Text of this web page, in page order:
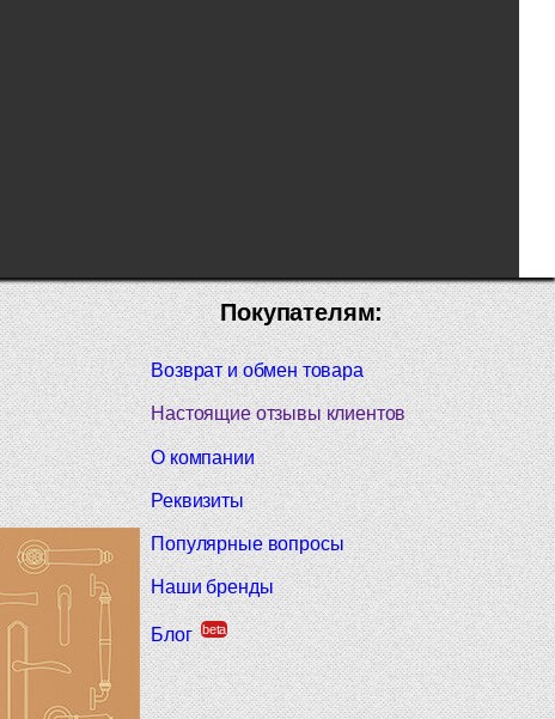
Покупателям:
Возврат и обмен товара
Настоящие отзывы клиентов
О компании
Реквизиты
Популярные вопросы
Наши бренды
Блог beta